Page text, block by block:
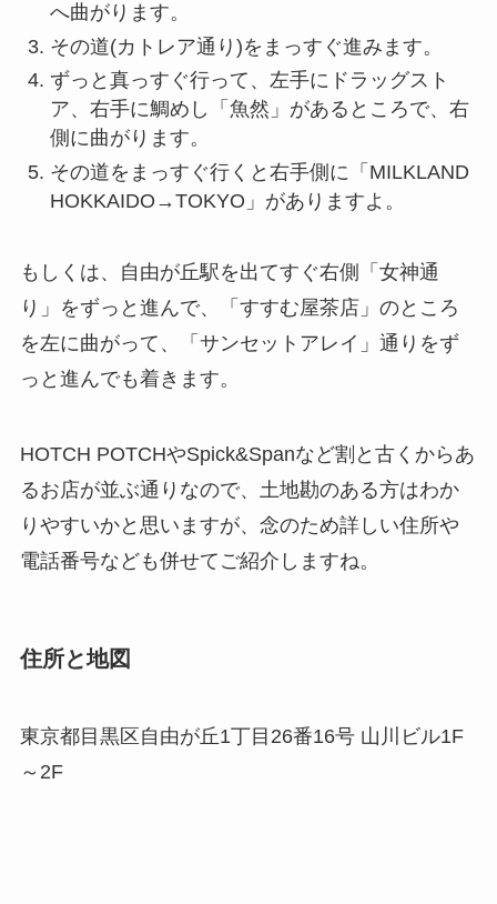
へ曲がります。
その道(カトレア通り)をまっすぐ進みます。
ずっと真っすぐ行って、左手にドラッグスト
ア、右手に鯛めし「魚然」があるところで、右
側に曲がります。
その道をまっすぐ行くと右手側に「MILKLAND
HOKKAIDO→TOKYO」がありますよ。
もしくは、自由が丘駅を出てすぐ右側「女神通
り」をずっと進んで、「すすむ屋茶店」のところ
を左に曲がって、「サンセットアレイ」通りをず
っと進んでも着きます。
HOTCH POTCHやSpick&Spanなど割と古くからあ
るお店が並ぶ通りなので、土地勘のある方はわか
りやすいかと思いますが、念のため詳しい住所や
電話番号なども併せてご紹介しますね。
住所と地図
東京都目黒区自由が丘1丁目26番16号 山川ビル1F
～2F